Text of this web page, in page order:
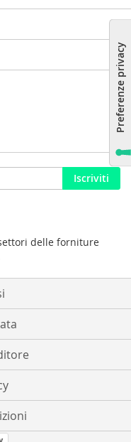
Iscriviti
delle forniture